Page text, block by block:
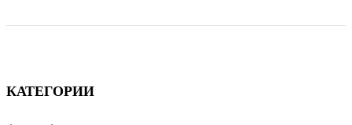
КАТЕГОРИИ